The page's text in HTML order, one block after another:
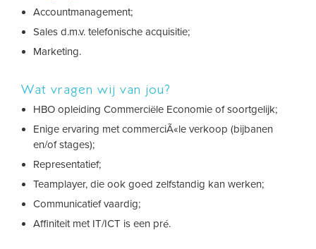
Accountmanagement;
Sales d.m.v. telefonische acquisitie;
Marketing.
Wat vragen wij van jou?
HBO opleiding Commerciële Economie of soortgelijk;
Enige ervaring met commerciÃ«le verkoop (bijbanen
en/of stages);
Representatief;
Teamplayer, die ook goed zelfstandig kan werken;
Communicatief vaardig;
Affiniteit met IT/ICT is een pré.